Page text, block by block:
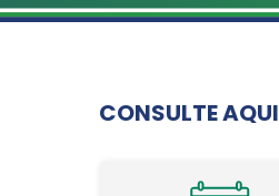
CONSULTE AQUI